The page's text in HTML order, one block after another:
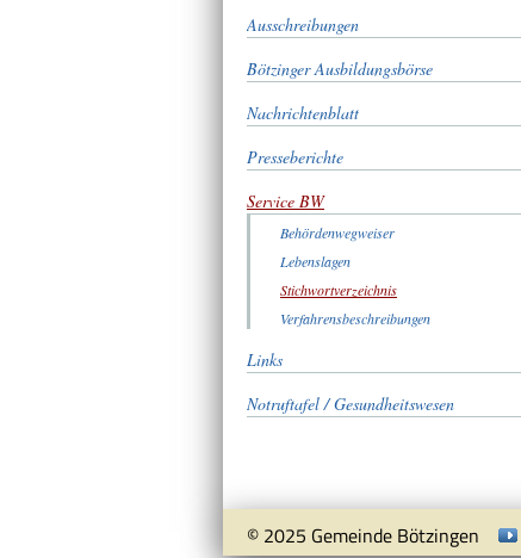
Ausschreibungen
Bötzinger Ausbildungsbörse
Nachrichtenblatt
Presseberichte
Service BW
Behördenwegweiser
Lebenslagen
Stichwortverzeichnis
Verfahrensbeschreibungen
Links
Notruftafel / Gesundheitswesen
© 2025 Gemeinde Bötzingen